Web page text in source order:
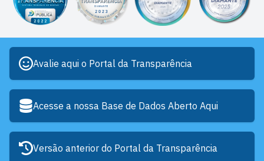
Avalie aqui o Portal da Transparência
Acesse a nossa Base de Dados Aberto Aqui
Versão anterior do Portal da Transparência